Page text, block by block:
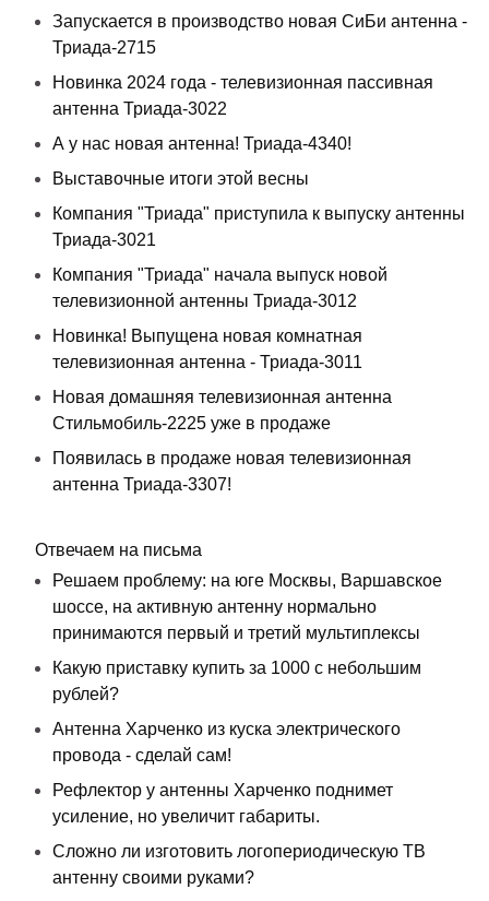
Запускается в производство новая СиБи антенна -
Триада-2715
Новинка 2024 года - телевизионная пассивная
антенна Триада-3022
А у нас новая антенна! Триада-4340!
Выставочные итоги этой весны
Компания "Триада" приступила к выпуску антенны
Триада-3021
Компания "Триада" начала выпуск новой
телевизионной антенны Триада-3012
Новинка! Выпущена новая комнатная
телевизионная антенна - Триада-3011
Новая домашняя телевизионная антенна
Стильмобиль-2225 уже в продаже
Появилась в продаже новая телевизионная
антенна Триада-3307!
Отвечаем на письма
Решаем проблему: на юге Москвы, Варшавское
шоссе, на активную антенну нормально
принимаются первый и третий мультиплексы
Какую приставку купить за 1000 с небольшим
рублей?
Антенна Харченко из куска электрического
провода - сделай сам!
Рефлектор у антенны Харченко поднимет
усиление, но увеличит габариты.
Сложно ли изготовить логопериодическую ТВ
антенну своими руками?